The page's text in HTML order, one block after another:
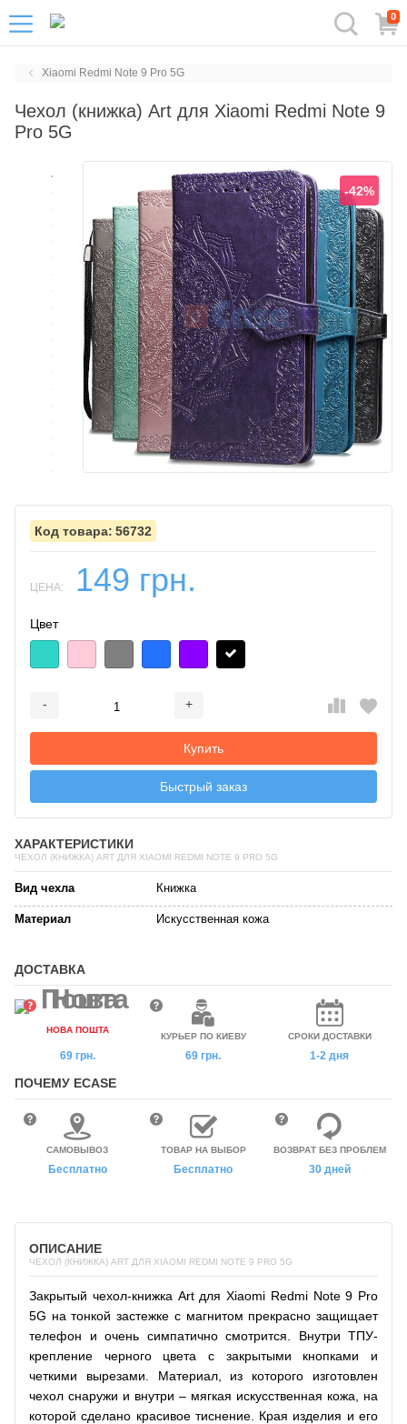
0
Xiaomi Redmi Note 9 Pro 5G
Чехол (книжка) Art для Xiaomi Redmi Note 9
Pro 5G
-42%
56732
ЦЕНА: 149 грн.
Цвет
- +
Купить
Быстрый заказ
ХАРАКТЕРИСТИКИ
ЧЕХОЛ (КНИЖКА) ART ДЛЯ XIAOMI REDMI NOTE 9 PRO 5G
Вид чехла Книжка
Материал Искусственная кожа
ДОСТАВКА
НОВА ПОШТА
69 грн.
КУРЬЕР ПО КИЕВУ
69 грн.
СРОКИ ДОСТАВКИ
1-2 дня
ПОЧЕМУ ECASE
САМОВЫВОЗ
Бесплатно
ТОВАР НА ВЫБОР
Бесплатно
ВОЗВРАТ БЕЗ ПРОБЛЕМ
30 дней
ОПИСАНИЕ
ЧЕХОЛ (КНИЖКА) ART ДЛЯ XIAOMI REDMI NOTE 9 PRO 5G
Закрытый чехол-книжка Art для Xiaomi Redmi Note 9 Pro
5G на тонкой застежке с магнитом прекрасно защищает
телефон и очень симпатично смотрится. Внутри ТПУ-
крепление черного цвета с закрытыми кнопками и
четкими вырезами. Материал, из которого изготовлен
чехол снаружи и внутри – мягкая искусственная кожа, на
которой сделано красивое тиснение. Края изделия и его